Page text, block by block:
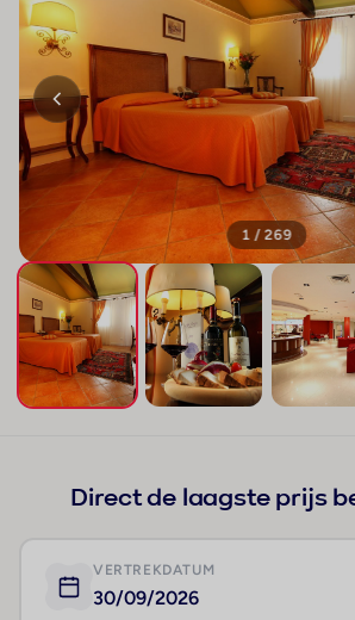
1 / 269
Direct de laagste prijs
VERTREKDATUM
30/09/2026